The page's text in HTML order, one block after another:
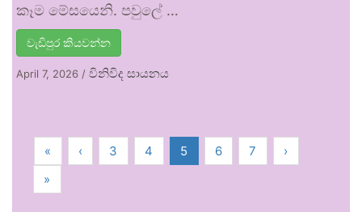
කෑම මේසයෙනි. පවුලේ …
වැඩිපුර කියවන්න
April 7, 2026 / විනිවිද සායනය
« ‹ 3 4 5 6 7
›
»